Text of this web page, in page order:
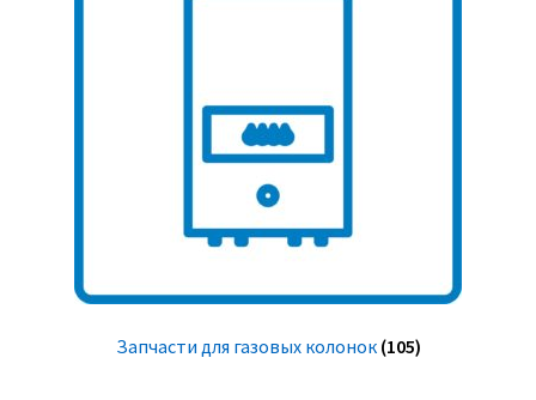
Запчасти для газовых колонок (105)